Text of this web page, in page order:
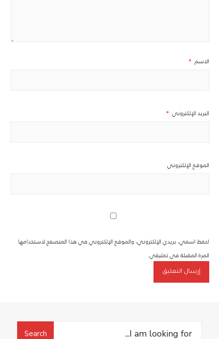
الاسم *
البريد الإلكتروني *
الموقع الإلكتروني
احفظ اسمي، بريدي الإلكتروني، والموقع الإلكتروني في هذا المتصفح لاستخدامها
المرة المقبلة في تعليقي.
Search
Search